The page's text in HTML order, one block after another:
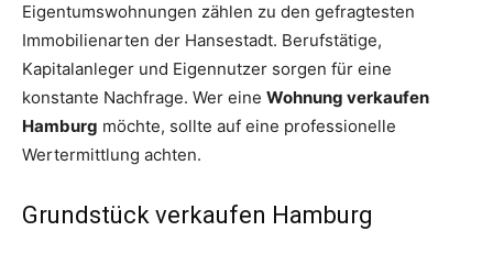
Eigentumswohnungen zählen zu den gefragtesten
Immobilienarten der Hansestadt. Berufstätige,
Kapitalanleger und Eigennutzer sorgen für eine
konstante Nachfrage. Wer eine Wohnung verkaufen
Hamburg möchte, sollte auf eine professionelle
Wertermittlung achten.
Grundstück verkaufen Hamburg